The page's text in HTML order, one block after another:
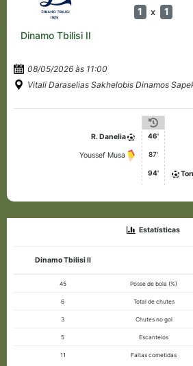
1 x 1
Dinamo Tbilisi II
08/05/2026 às 11:00
Vitali Daraselias Sakhelobis Dinamos
R. Danelia 46'
Youssef Musa 87'
94'
Estatísticas
Dinamo Tbilisi II
45 Posse de bola (%)
6 Total de chutes
3 Chutes no gol
5 Escanteios
11 Faltas cometidas